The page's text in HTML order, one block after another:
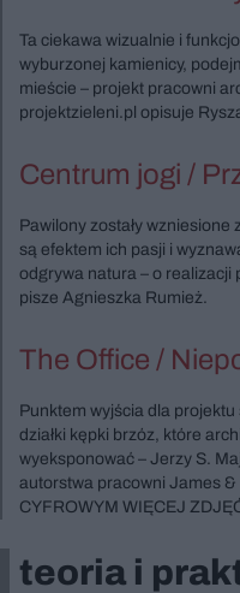
Ta ciekawa wizualnie i
wyburzonej kamienicy,
mieście – projekt pracowni
projektzieleni.pl opisuje
Centrum jogi /
Pawilony zostały wzniesione
są efektem ich pasji i
odgrywa natura – o realizacji
pisze Agnieszka Rumież.
The Office /
Punktem wyjścia dla
działki kępki brzóz, które
wyeksponować – Jerzy S.
autorstwa pracowni James
CYFROWYM WIĘCEJ
teoria i